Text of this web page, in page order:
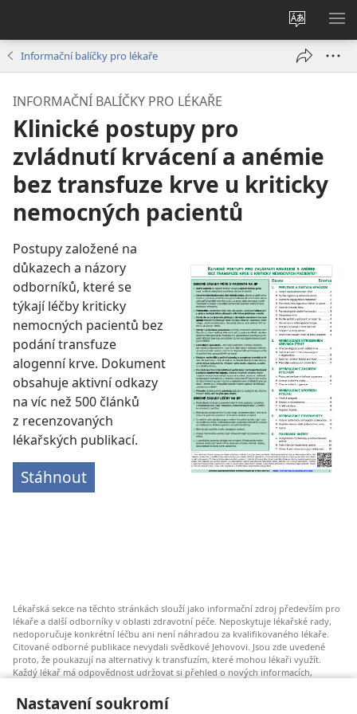
Nastavení soukromí
Změnit
jazyk
stránek
Informační balíčky pro lékaře
INFORMAČNÍ BALÍČKY PRO LÉKAŘE
Klinické postupy pro
zvládnutí krvácení a anémie
bez transfuze krve u kriticky
nemocných pacientů
Postupy založené na
důkazech a názory
odborníků, které se
týkají léčby kriticky
nemocných pacientů bez
podání transfuze
alogenní krve. Dokument
obsahuje aktivní odkazy
na víc než 500 článků
z recenzovaných
lékařských publikací.
Stáhnout
Lékařská sekce na těchto stránkách slouží jako informační zdroj především pro
lékaře a další odborníky v oblasti zdravotní péče. Neposkytuje lékařské rady,
nedoporučuje konkrétní léčbu ani není náhradou za kvalifikovaného lékaře.
Citované odborné publikace nevydali svědkové Jehovovi. Jsou zde uvedené
proto, že poukazují na alternativy k transfuzím, které mohou lékaři využít.
Každý lékař má odpovědnost udržovat si přehled o nových informacích,
správná rozhodnutí, která budou odpovídat jejich zdravotnímu stavu a budou
v souladu s jejich přáními, hodnotami a vyznáním. Uvedené postupy nemusí